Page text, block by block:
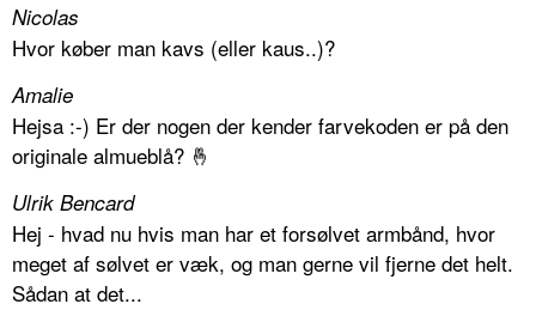
Nicolas
Hvor køber man kavs (eller kaus..)?
Amalie
Hejsa :-) Er der nogen der kender farvekoden er på den
originale almueblå? 🤞
Ulrik Bencard
Hej - hvad nu hvis man har et forsølvet armbånd, hvor
meget af sølvet er væk, og man gerne vil fjerne det helt.
Sådan at det...